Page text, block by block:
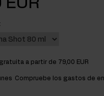
a partir de 79,00 EUR
Compruebe los gastos de